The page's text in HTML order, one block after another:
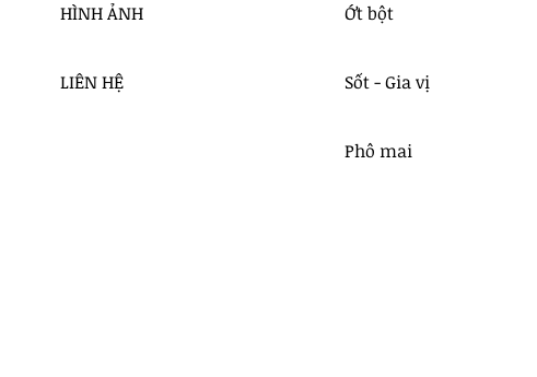
HÌNH ẢNH
LIÊN HỆ
Ớt bột
Sốt - Gia vị
Phô mai